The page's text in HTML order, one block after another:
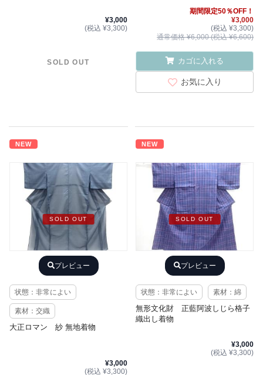
¥3,000
(税込 ¥3,300)
SOLD OUT
期間限定50％OFF！
¥3,000
(税込 ¥3,300)
通常価格 ¥6,000 (税込 ¥6,600)
カゴに入れる
お気に入り
NEW
SOLD OUT
プレビュー
状態：非常によい
素材：交織
大正ロマン 紗 無地着物
¥3,000
(税込 ¥3,300)
NEW
SOLD OUT
プレビュー
状態：非常によい 素材：綿
無形文化財 正藍阿波しじら格子
織出し着物
¥3,000
(税込 ¥3,300)